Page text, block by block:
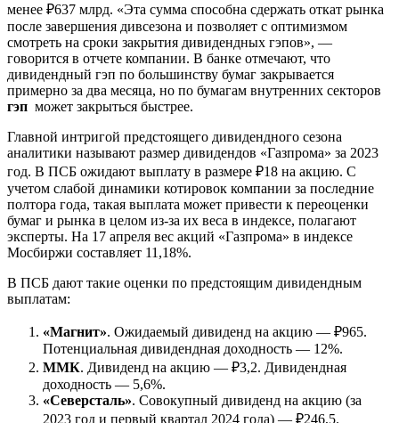
менее ₽637 млрд. «Эта сумма способна сдержать откат рынка
после завершения дивсезона и позволяет с оптимизмом
смотреть на сроки закрытия дивидендных гэпов», —
говорится в отчете компании. В банке отмечают, что
дивидендный гэп по большинству бумаг закрывается
примерно за два месяца, но по бумагам внутренних секторов
гэп может закрыться быстрее.
Главной интригой предстоящего дивидендного сезона
аналитики называют размер дивидендов «Газпрома» за 2023
год. В ПСБ ожидают выплату в размере ₽18 на акцию. С
учетом слабой динамики котировок компании за последние
полтора года, такая выплата может привести к переоценки
бумаг и рынка в целом из-за их веса в индексе, полагают
эксперты. На 17 апреля вес акций «Газпрома» в индексе
Мосбиржи составляет 11,18%.
В ПСБ дают такие оценки по предстоящим дивидендным
выплатам:
«Магнит». Ожидаемый дивиденд на акцию — ₽965.
Потенциальная дивидендная доходность — 12%.
ММК. Дивиденд на акцию — ₽3,2. Дивидендная
доходность — 5,6%.
«Северсталь». Совокупный дивиденд на акцию (за
2023 год и первый квартал 2024 года) — ₽246,5.